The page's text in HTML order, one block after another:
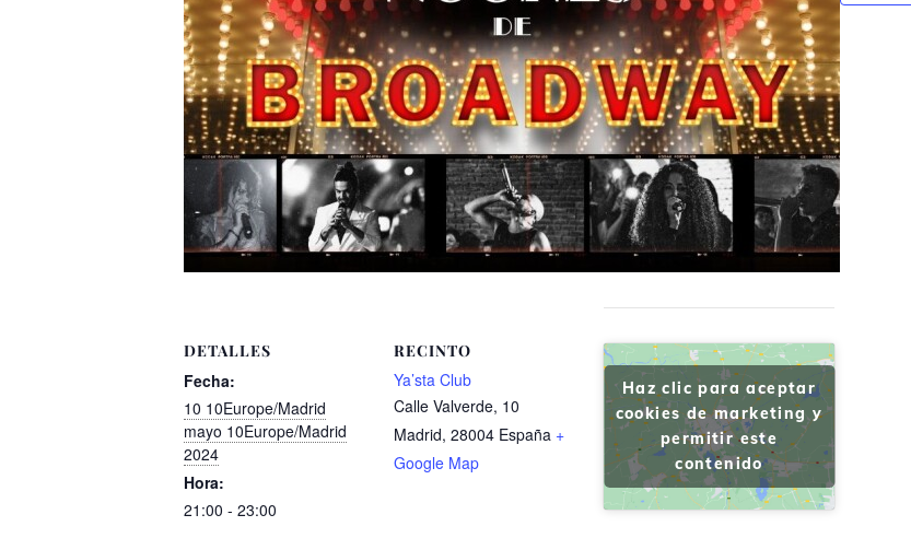
DETALLES
Fecha:
10 10Europe/Madrid
mayo 10Europe/Madrid
2024
Hora:
21:00 - 23:00
RECINTO
Ya’sta Club
Calle Valverde, 10
Madrid, 28004 España +
Google Map
Haz clic para aceptar
cookies de marketing y
permitir este
contenido